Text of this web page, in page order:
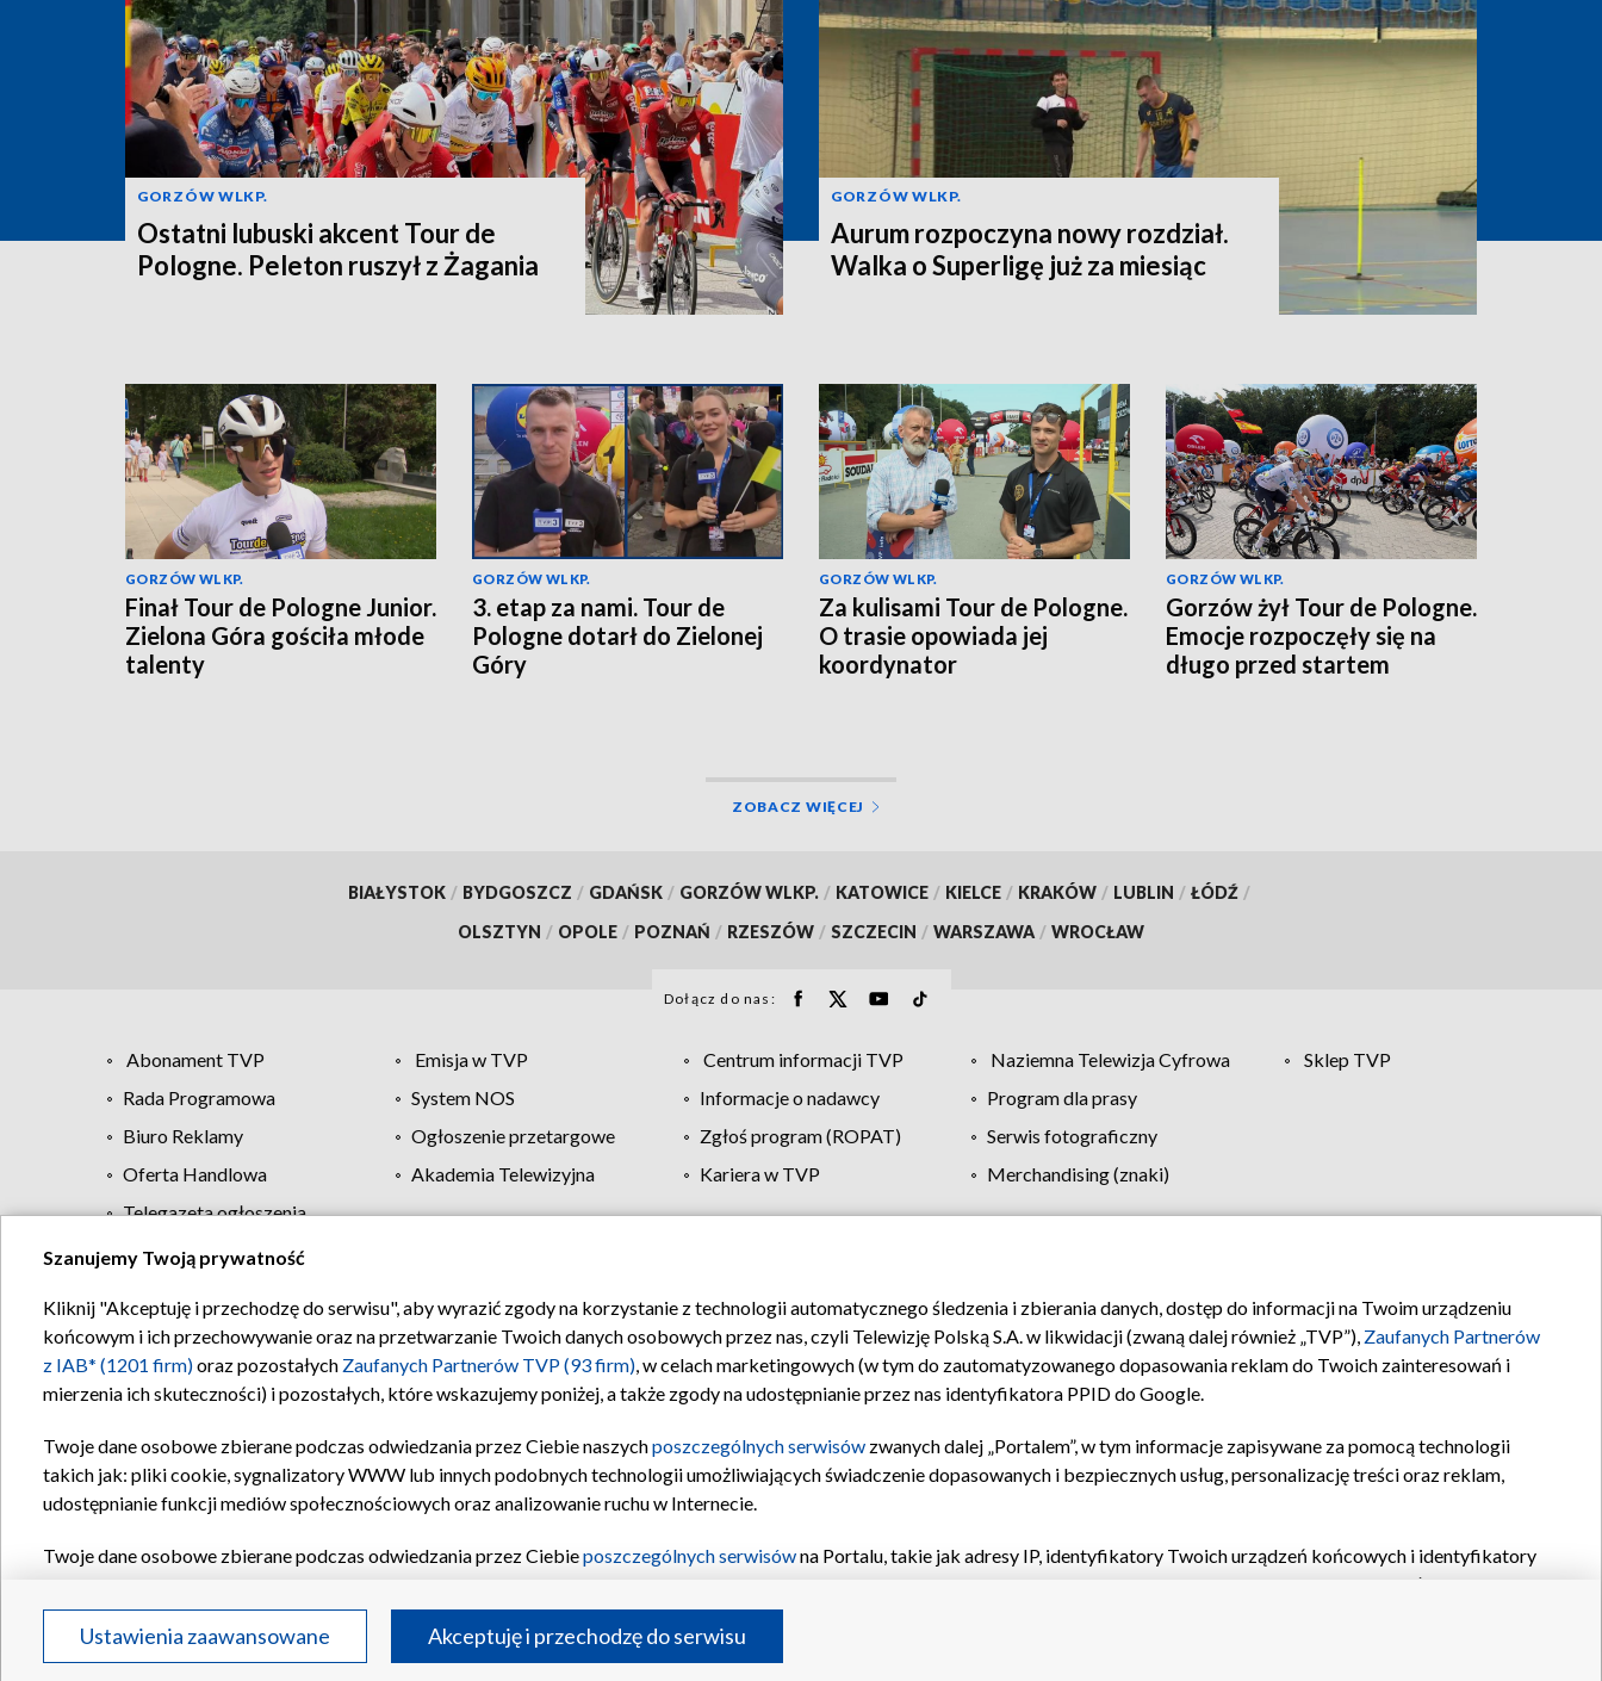
GORZÓW WLKP.
Ostatni lubuski akcent Tour de
Pologne. Peleton ruszył z Żagania
GORZÓW WLKP.
Aurum rozpoczyna nowy rozdział.
Walka o Superligę już za miesiąc
GORZÓW WLKP.
Finał Tour de Pologne Junior.
Zielona Góra gościła młode
talenty
GORZÓW WLKP.
3. etap za nami. Tour de
Pologne dotarł do Zielonej
Góry
GORZÓW WLKP.
Za kulisami Tour de Pologne.
O trasie opowiada jej
koordynator
GORZÓW WLKP.
Gorzów żył Tour de Pologne.
Emocje rozpoczęły się na
długo przed startem
ZOBACZ WIĘCEJ
BIAŁYSTOK / BYDGOSZCZ / GDAŃSK / GORZÓW WLKP. / KATOWICE / KIELCE / KRAKÓW / LUBLIN / ŁÓDŹ /
OLSZTYN / OPOLE / POZNAŃ / RZESZÓW / SZCZECIN / WARSZAWA / WROCŁAW
Dołącz do nas:
Abonament TVP Emisja w TVP Centrum informacji TVP Naziemna Telewizja Cyfrowa
Sklep TVP
Rada Programowa
System NOS Informacje o nadawcy
Program dla prasy
Biuro Reklamy
Ogłoszenie przetargowe Zgłoś program (ROPAT)
Serwis fotograficzny
Oferta Handlowa
Akademia Telewizyjna Kariera w TVP
Merchandising (znaki)
Telegazeta ogłoszenia
Regulamin TVP Polityka prywatności Moje zgody Pomoc Biuro reklamy Kontakt
Szanujemy Twoją prywatność
Kliknij "Akceptuję i przechodzę do serwisu", aby wyrazić zgody na korzystanie z technologii automatycznego śledzenia i zbierania danych, dostęp do informacji na Twoim urządzeniu
końcowym i ich przechowywanie oraz na przetwarzanie Twoich danych osobowych przez nas, czyli Telewizję Polską S.A. w likwidacji (zwaną dalej również „TVP”), Zaufanych Partnerów
z IAB* (1201 firm)oraz pozostałych Zaufanych Partnerów TVP (93 firm), w celach marketingowych (w tym do zautomatyzowanego dopasowania reklam do Twoich zainteresowań i
mierzenia ich skuteczności) i pozostałych, które wskazujemy poniżej, a także zgody na udostępnianie przez nas identyfikatora PPID do Google.
Twoje dane osobowe zbierane podczas odwiedzania przez Ciebie naszychposzczególnych serwisów zwanych dalej „Portalem”, w tym informacje zapisywane za pomocą technologii
takich jak: pliki cookie, sygnalizatory WWW lub innych podobnych technologii umożliwiających świadczenie dopasowanych i bezpiecznych usług, personalizację treści oraz reklam,
udostępnianie funkcji mediów społecznościowych oraz analizowanie ruchu w Internecie.
Twoje dane osobowe zbierane podczas odwiedzania przez Ciebieposzczególnych serwisówna Portalu, takie jak adresy IP, identyfikatory Twoich urządzeń końcowych i identyfikatory
oraz pozostałych
Partnerów TVPdla realizacji następujących celów i funkcji: przechowywania informacji na urządzeniu lub dostęp do nich, wyboru podstawowych reklam, wyboru spersonalizowanych
reklam, tworzenia profilu spersonalizowanych reklam, tworzenia profilu spersonalizowanych treści, wyboru spersonalizowanych treści, pomiaru wydajności reklam, pomiaru wydajności
treści, stosowania badań rynkowych w celu generowania opinii odbiorców, opracowywania i ulepszania produktów, zapewnienia bezpieczeństwa, zapobiegania oszustwom i usuwania
Ustawienia zaawansowane Akceptuję i przechodzę do serwisu